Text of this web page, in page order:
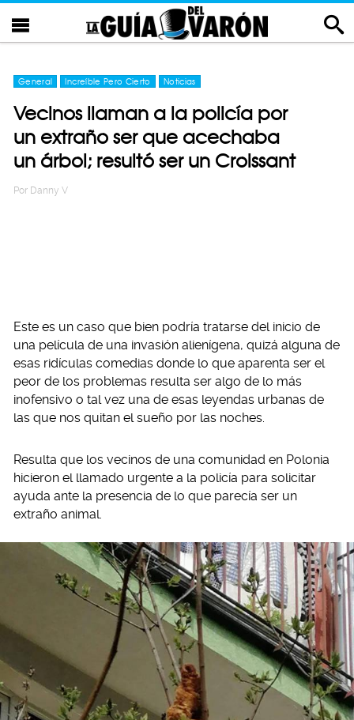
General Increíble Pero Cierto Noticias
Vecinos llaman a la policía por
un extraño ser que acechaba
un árbol; resultó ser un Croissant
Por Danny V
Este es un caso que bien podría tratarse del inicio de
una película de una invasión alienígena, quizá alguna de
esas ridículas comedias donde lo que aparenta ser el
peor de los problemas resulta ser algo de lo más
inofensivo o tal vez una de esas leyendas urbanas de
las que nos quitan el sueño por las noches.
Resulta que los vecinos de una comunidad en Polonia
hicieron el llamado urgente a la policía para solicitar
ayuda ante la presencia de lo que parecía ser un
extraño animal.